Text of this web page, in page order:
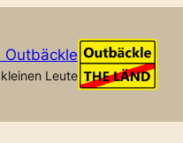
Outbäckle
Leute